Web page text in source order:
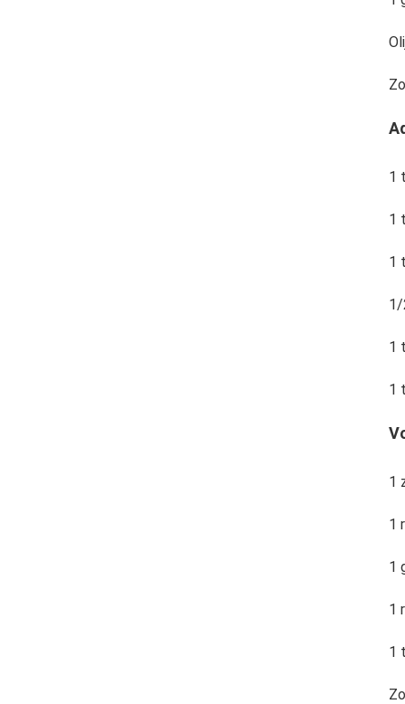
1
1
1
1/
1
1
1
1
1
1
1